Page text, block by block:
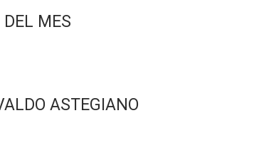
DEL MES
ASTEGIANO